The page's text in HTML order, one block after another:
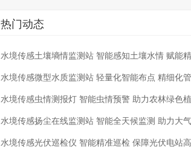
热门动态
水境传感土壤墒情监测站 智能感知土壤水情 赋能
水境传感微型水质监测站 轻量化智能布点 精细化
水境传感虫情测报灯 智能虫情预警 助力农林绿色
水境传感扬尘在线监测站 智能全天候监测 助力大
水境传感光伏巡检仪 智能精准巡检 保障光伏电站